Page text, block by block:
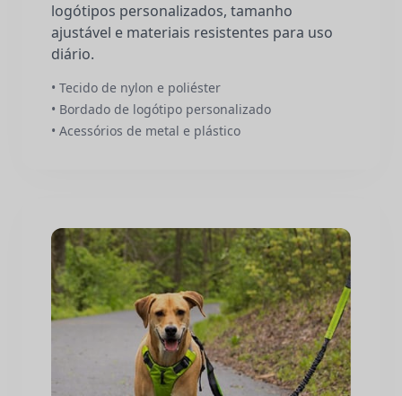
logótipos personalizados, tamanho
ajustável e materiais resistentes para uso
diário.
• Tecido de nylon e poliéster
• Bordado de logótipo personalizado
• Acessórios de metal e plástico